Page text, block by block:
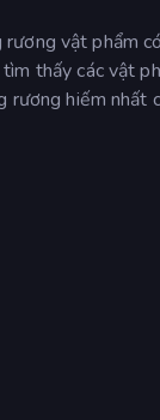
vật phẩm
thấy các vật
hiếm